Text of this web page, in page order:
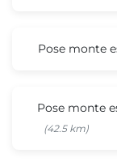
Pose monte
Pose monte
(42.5 km)